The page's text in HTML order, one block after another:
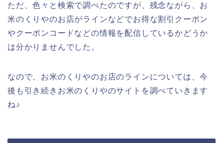
ただ、色々と検索で調べたのですが、残念ながら、お
米のくりやのお店がラインなどでお得な割引クーポン
やクーポンコードなどの情報を配信しているかどうか
は分かりませんでした。
なので、お米のくりやのお店のラインについては、今
後も引き続きお米のくりやのサイトを調べていきます
ね♪